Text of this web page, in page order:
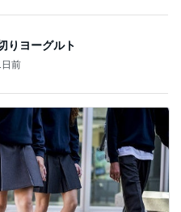
りヨーグルト
日前